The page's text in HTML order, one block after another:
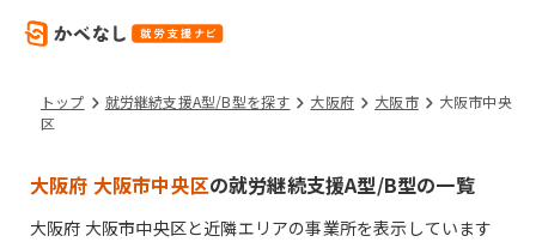
トップ 就労継続支援A型/B型を探す 大阪府 大阪市
大阪市中央
区
大阪府 大阪市中央区の就労継続支援A型/B型の一覧
大阪府 大阪市中央区と近隣エリアの事業所を表示しています